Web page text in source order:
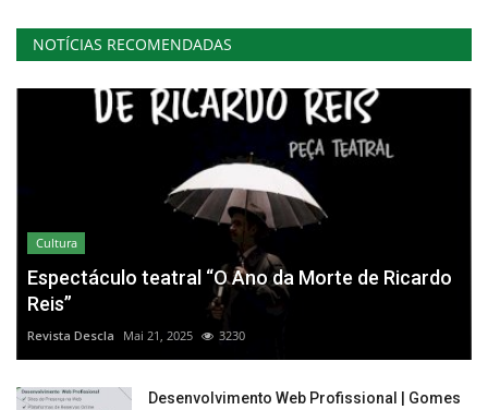
NOTÍCIAS RECOMENDADAS
Cultura
Espectáculo teatral “O Ano da Morte de Ricardo
Reis”
Revista Descla Mai 21, 2025 3230
Desenvolvimento Web Profissional | Gomes